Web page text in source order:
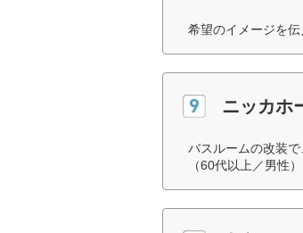
希望のイメージを
ニッカホ
バスルームの改装
（60代以上／男性）